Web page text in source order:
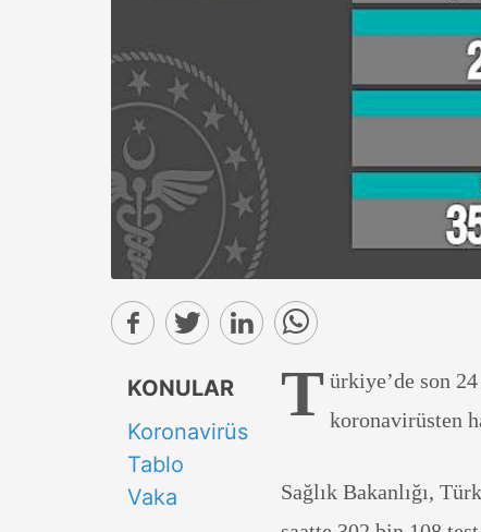
KONULAR
Koronavirüs
Tablo
Vaka
T ürkiye’de son
koronavirüsten
Sağlık Bakanlığı,